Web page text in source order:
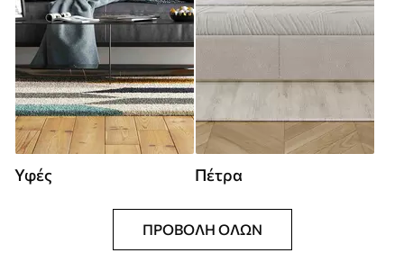
Υφές Πέτρα
ΠΡΟΒΟΛΉ ΌΛΩΝ